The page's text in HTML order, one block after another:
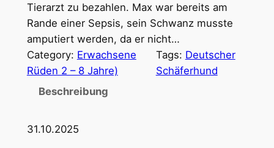
Tierarzt zu bezahlen. Max war bereits am
Rande einer Sepsis, sein Schwanz musste
amputiert werden, da er nicht…
Category: Erwachsene
Rüden 2 – 8 Jahre)
Tags: Deutscher
Schäferhund
Beschreibung
31.10.2025